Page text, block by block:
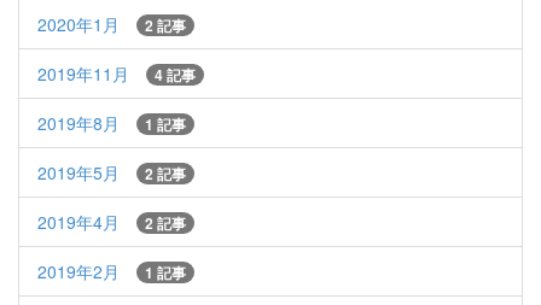
2020年1月 2 記事
2019年11月 4 記事
2019年8月 1 記事
2019年5月 2 記事
2019年4月 2 記事
2019年2月 1 記事